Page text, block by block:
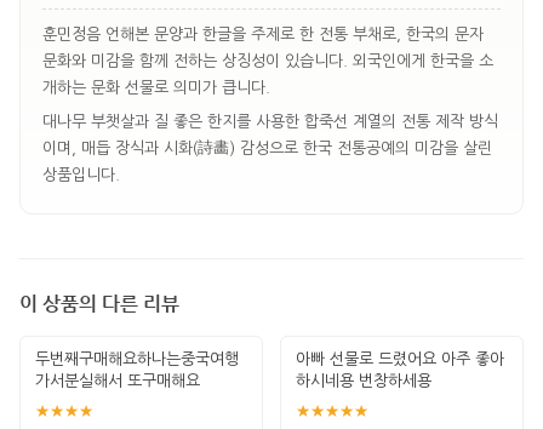
훈민정음 언해본 문양과 한글을 주제로 한 전통 부채로, 한국의 문자
문화와 미감을 함께 전하는 상징성이 있습니다. 외국인에게 한국을 소
개하는 문화 선물로 의미가 큽니다.
대나무 부챗살과 질 좋은 한지를 사용한 합죽선 계열의 전통 제작 방식
이며, 매듭 장식과 시화(詩畵) 감성으로 한국 전통공예의 미감을 살린
상품입니다.
이 상품의 다른 리뷰
두번째구매해요하나는중국여행
가서분실해서 또구매해요
★★★★
아빠 선물로 드렸어요 아주 좋아
하시네용 번창하세용
★★★★★